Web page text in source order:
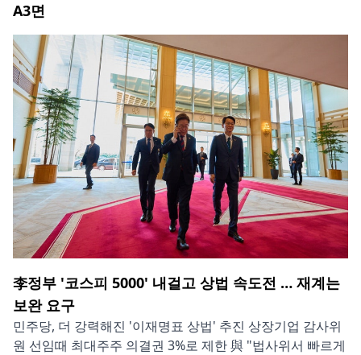
A3면
李정부 '코스피 5000' 내걸고 상법 속도전 … 재계는
보완 요구
민주당, 더 강력해진 '이재명표 상법' 추진 상장기업 감사위
원 선임때 최대주주 의결권 3%로 제한 與 "법사위서 빠르게